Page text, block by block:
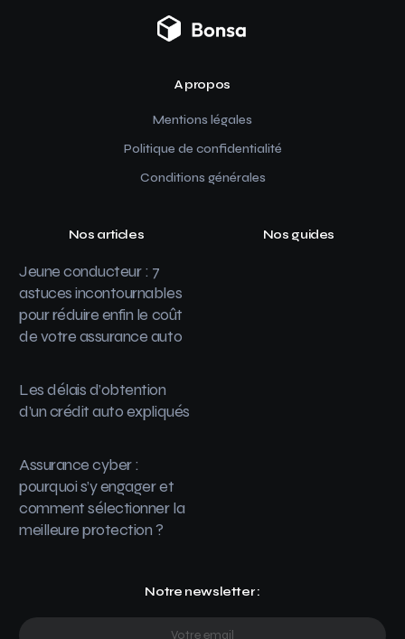
A propos
Mentions légales
Politique de confidentialité
Conditions générales
Nos articles
Jeune conducteur : 7
astuces incontournables
pour réduire enfin le coût
de votre assurance auto
Les délais d’obtention
d’un crédit auto expliqués
Assurance cyber :
pourquoi s’y engager et
comment sélectionner la
meilleure protection ?
Nos guides
Notre newsletter :